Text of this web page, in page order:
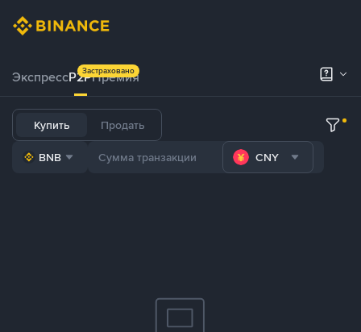
ЭкспрессP2PПремия
Застраховано
Купить Продать
BNB CNY